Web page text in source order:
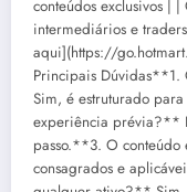
conteúdos exclusivos |
intermediários e
aqui](https://
Principais
Sim, é estruturado
experiência prévia?**
passo.**3. O
consagrados e